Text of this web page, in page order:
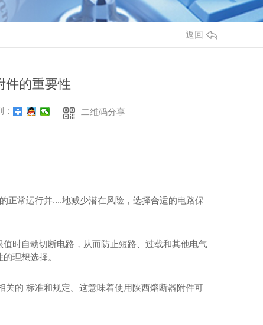
返回
件的重要性
二维码分享
正常运行并....地减少潜在风险，选择合适的电路保
时自动切断电路，从而防止短路、过载和其他电气
理想选择。
的 标准和规定。这意味着使用陕西熔断器附件可